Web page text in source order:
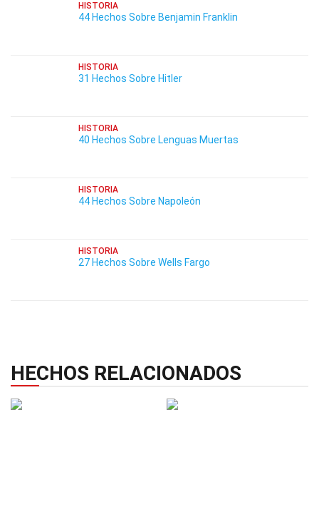
HISTORIA
44 Hechos Sobre Benjamin Franklin
HISTORIA
31 Hechos Sobre Hitler
HISTORIA
40 Hechos Sobre Lenguas Muertas
HISTORIA
44 Hechos Sobre Napoleón
HISTORIA
27 Hechos Sobre Wells Fargo
HECHOS RELACIONADOS